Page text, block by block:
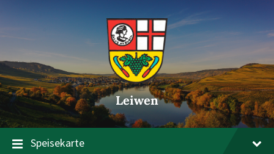
springen
springen
springen
Leiwen
Speisekarte